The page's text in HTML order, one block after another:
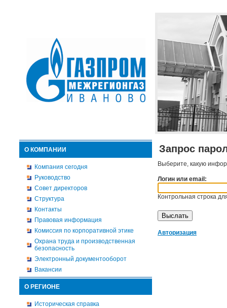
О КОМПАНИИ
Компания сегодня
Руководство
Совет директоров
Структура
Контакты
Правовая информация
Комиссия по корпоративной этике
Охрана труда и производственная
безопасность
Электронный документооборот
Вакансии
О РЕГИОНЕ
Историческая справка
Запрос
Выберите, какую
Логин или email:
Контрольная строка
Авторизация